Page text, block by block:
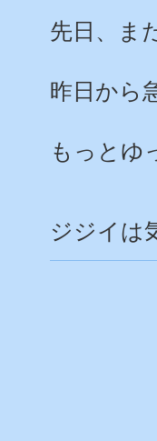
先日、ま
昨日から
もっとゆ
ジジイは